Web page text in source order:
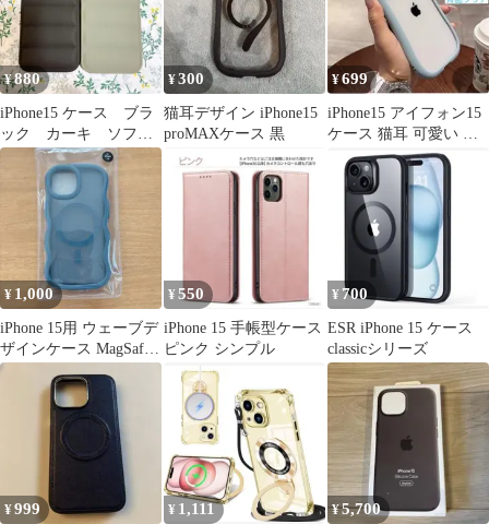
¥880
iPhone15 ケース ブラ
ック カーキ ソフト
ケース
¥300
猫耳デザイン iPhone15
proMAXケース 黒
¥699
iPhone15 アイフォン15
ケース 猫耳 可愛い ラ
イトブルー 水色
¥ 1,000
iPhone 15用 ウェーブデ
ザインケース MagSafe
うねうね くねくね
¥ 550
iPhone 15 手帳型ケース
ピンク シンプル
¥ 700
ESR iPhone 15 ケース
classicシリーズ
¥999 ¥ 1,111 ¥5,700